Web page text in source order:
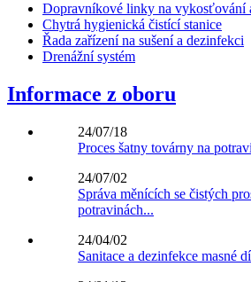
Dopravníkové linky na vykosťování
Chytrá hygienická čistící stanice
Řada zařízení na sušení a dezinfekci
Drenážní systém
Informace z oboru
24/07/18
Proces šatny továrny na
24/07/02
Správa měnících se čistých
potravinách...
24/04/02
Sanitace a dezinfekce masné